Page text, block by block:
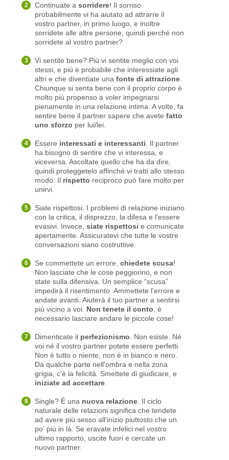
Continuate asorridere! Il sorriso
probabilmente vi ha aiutato ad attrarre il
vostro partner, in primo luogo, e inoltre
sorridete alle altre persone, quindi perché non
sorridete al vostro partner?
Vi sentite bene? Più vi sentite meglio con voi
stessi, e più è probabile che interessiate agli
altri e che diventiate unafonte di attrazione
Chiunque si senta bene con il proprio corpo è
molto più propenso a voler impegnarsi
pienamente in una relazione intima. A volte, fa
sentire bene il partner sapere che avetefatto
uno sforzo per lui/lei.
Essere interessati e interessanti . Il partner
ha bisogno di sentire che vi interessa, e
viceversa. Ascoltate quello che ha da dire,
quindi proteggetelo affinché vi tratti allo stesso
modo. Il rispetto reciproco può fare molto per
unirvi.
Siate rispettosi. I problemi di relazione iniziano
con la critica, il disprezzo, la difesa e l'essere
evasivi. Invece,siate rispettosi e comunicate
apertamente. Assicuratevi che tutte le vostre
conversazioni siano costruttive.
Se commettete un errore,chiedete scusa!
Non lasciate che le cose peggiorino, e non
state sulla difensiva. Un semplice “scusa”
impedirà il risentimento. Ammettete l'errore e
andate avanti. Aiuterà il tuo partner a sentirsi
più vicino a voi. Non tenete il conto , è
necessario lasciare andare le piccole cose!
Dimenticate il perfezionismo . Non esiste. Né
voi né il vostro partner potete essere perfetti.
Non è tutto o niente, non è in bianco e nero.
Da qualche parte nell'ombra e nella zona
grigia, c'è la felicità. Smettete di giudicare, e
iniziate ad accettare
Single? È una nuova relazione . Il ciclo
naturale delle relazioni significa che tendete
ad avere più sesso all'inizio piuttosto che un
po' più in là. Se eravate infelici nel vostro
ultimo rapporto, uscite fuori e cercate un
nuovo partner.